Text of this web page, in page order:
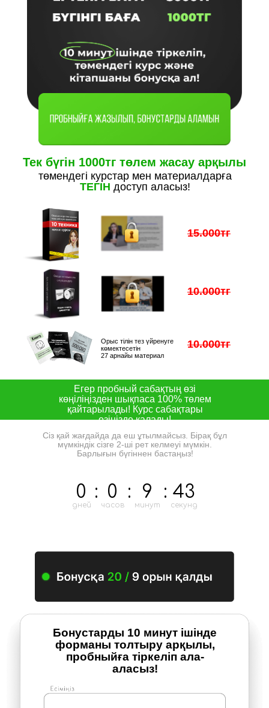
0
дней
: 0
часов
: 9
минут
: 43
секунд
төмендегі курстар мен материалдарға
ТЕГІН доступ аласыз!
15.000тг
10.000тг
10.000тг
Егер пробный сабақтың өзі
көңіліңізден шықпаса 100% төлем
қайтарылады! Курс сабақтары
өзіңізде қалады!
Сіз қай жағдайда да еш ұтылмайсыз. Бірақ бұл
мүмкіндік сізге 2-ші рет келмеуі мүмкін.
Барлығын бүгіннен бастаңыз!
Орыс тілін тез үйренуге
көмектесетін
27 арнайы материал
Тек бүгін 1000тг төлем жасау арқыл ы
Бонустарды 10 минут ішінде
форманы толтыру арқылы,
пробныйға тіркеліп ала-
аласыз!